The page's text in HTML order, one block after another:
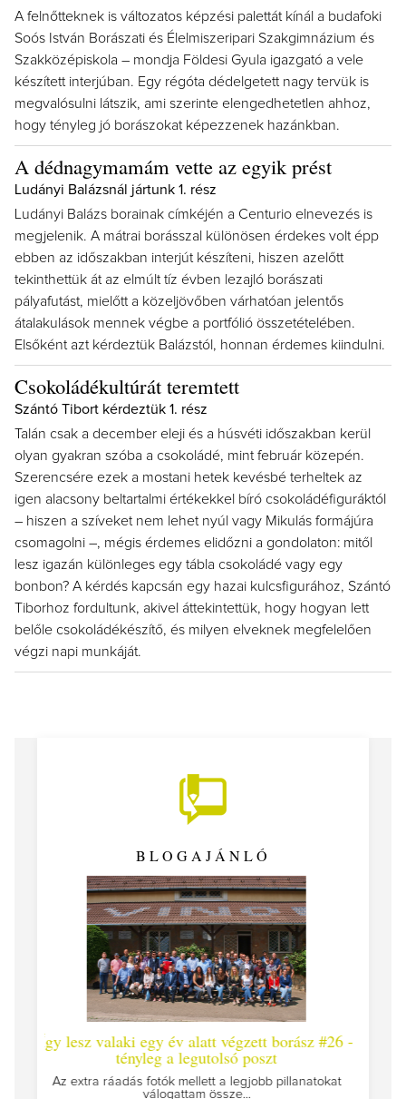
A felnőtteknek is változatos képzési palettát kínál a budafoki
Soós István Borászati és Élelmiszeripari Szakgimnázium és
Szakközépiskola – mondja Földesi Gyula igazgató a vele
készített interjúban. Egy régóta dédelgetett nagy tervük is
megvalósulni látszik, ami szerinte elengedhetetlen ahhoz,
hogy tényleg jó borászokat képezzenek hazánkban.
A dédnagymamám vette az egyik prést
Ludányi Balázsnál jártunk 1. rész
Ludányi Balázs borainak címkéjén a Centurio elnevezés is
megjelenik. A mátrai borásszal különösen érdekes volt épp
ebben az időszakban interjút készíteni, hiszen azelőtt
tekinthettük át az elmúlt tíz évben lezajló borászati
pályafutást, mielőtt a közeljövőben várhatóan jelentős
átalakulások mennek végbe a portfólió összetételében.
Elsőként azt kérdeztük Balázstól, honnan érdemes kiindulni.
Csokoládékultúrát teremtett
Szántó Tibort kérdeztük 1. rész
Talán csak a december eleji és a húsvéti időszakban kerül
olyan gyakran szóba a csokoládé, mint február közepén.
Szerencsére ezek a mostani hetek kevésbé terheltek az
igen alacsony beltartalmi értékekkel bíró csokoládéfiguráktól
– hiszen a szíveket nem lehet nyúl vagy Mikulás formájúra
csomagolni –, mégis érdemes elidőzni a gondolaton: mitől
lesz igazán különleges egy tábla csokoládé vagy egy
bonbon? A kérdés kapcsán egy hazai kulcsfigurához, Szántó
Tiborhoz fordultunk, akivel áttekintettük, hogy hogyan lett
belőle csokoládékészítő, és milyen elveknek megfelelően
végzi napi munkáját.
BLOGAJÁNLÓ
egy év alatt végzett borász #26 -
tényleg a legutolsó poszt
fotók mellett a legjobb pillanatokat
Így lesz valaki egy
Megírtuk a modulzáró